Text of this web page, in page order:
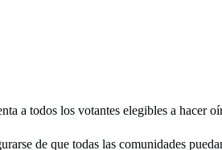
a todos los votantes elegibles a hacer
de que todas las comunidades